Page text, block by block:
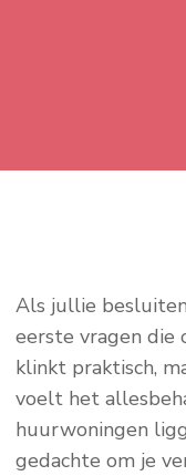
Als jullie
eerste vragen die
klinkt praktisch,
voelt het
huurwoningen
gedachte om je